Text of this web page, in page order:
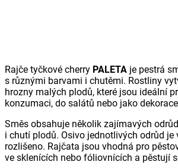
Rajče tyčkové cherry PALETA je pestrá
s různými barvami i chutěmi. Rostliny
hrozny malých plodů, které jsou ideální
konzumaci, do salátů nebo jako
Směs obsahuje několik zajímavých
i chutí plodů. Osivo jednotlivých odrůd je
rozlišeno. Rajčata jsou vhodná pro
ve sklenících nebo fóliovnících a pěstují